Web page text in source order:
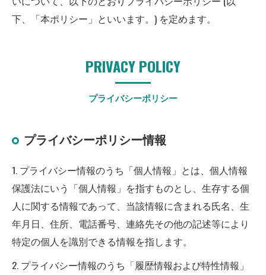
下、「本ポリシー」といいます。) を定めます。
プライバシーポリシー
PRIVACY POLICY
プライバシーポリシー情報
1. プライバシー情報のうち「個人情報」とは、個人情報
保護法にいう「個人情報」を指すものとし、生存する個
人に関する情報であって、当該情報に含まれる氏名、生
年月日、住所、電話番号、連絡先その他の記述等により
特定の個人を識別できる情報を指します。
2. プライバシー情報のうち「履歴情報および特性情報」